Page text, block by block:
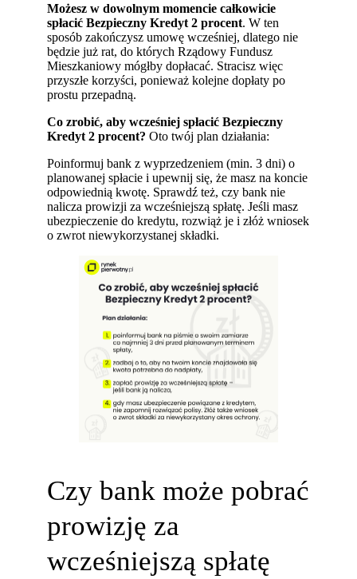
Możesz w dowolnym momencie całkowicie
spłacić Bezpieczny Kredyt 2 procent. W ten
sposób zakończysz umowę wcześniej, dlatego nie
będzie już rat, do których Rządowy Fundusz
Mieszkaniowy mógłby dopłacać. Stracisz więc
przyszłe korzyści, ponieważ kolejne dopłaty po
prostu przepadną.
Co zrobić, aby wcześniej spłacić Bezpieczny
Kredyt 2 procent? Oto twój plan działania:
Poinformuj bank z wyprzedzeniem (min. 3 dni) o
planowanej spłacie i upewnij się, że masz na koncie
odpowiednią kwotę. Sprawdź też, czy bank nie
nalicza prowizji za wcześniejszą spłatę. Jeśli masz
ubezpieczenie do kredytu, rozwiąż je i złóż wniosek
o zwrot niewykorzystanej składki.
Czy bank może pobrać
prowizję za
wcześniejszą spłatę